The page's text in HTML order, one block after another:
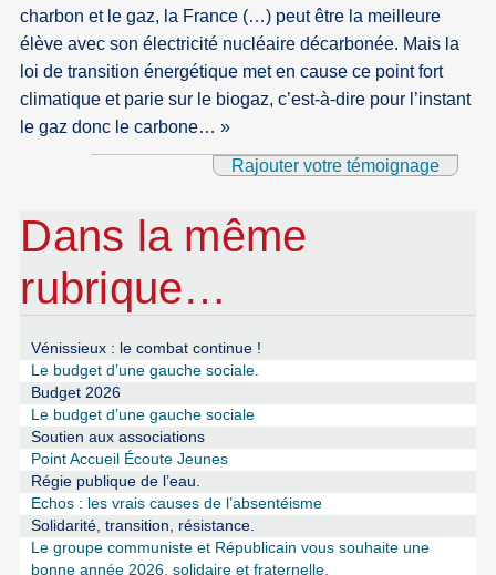
charbon et le gaz, la France (…) peut être la meilleure
élève avec son électricité nucléaire décarbonée. Mais la
loi de transition énergétique met en cause ce point fort
climatique et parie sur le biogaz, c’est-à-dire pour l’instant
le gaz donc le carbone… »
Rajouter votre témoignage
Dans la même
rubrique…
Vénissieux : le combat continue !
Le budget d’une gauche sociale.
Budget 2026
Le budget d’une gauche sociale
Soutien aux associations
Point Accueil Écoute Jeunes
Régie publique de l’eau.
Echos : les vrais causes de l’absentéisme
Solidarité, transition, résistance.
Le groupe communiste et Républicain vous souhaite une
bonne année 2026, solidaire et fraternelle.